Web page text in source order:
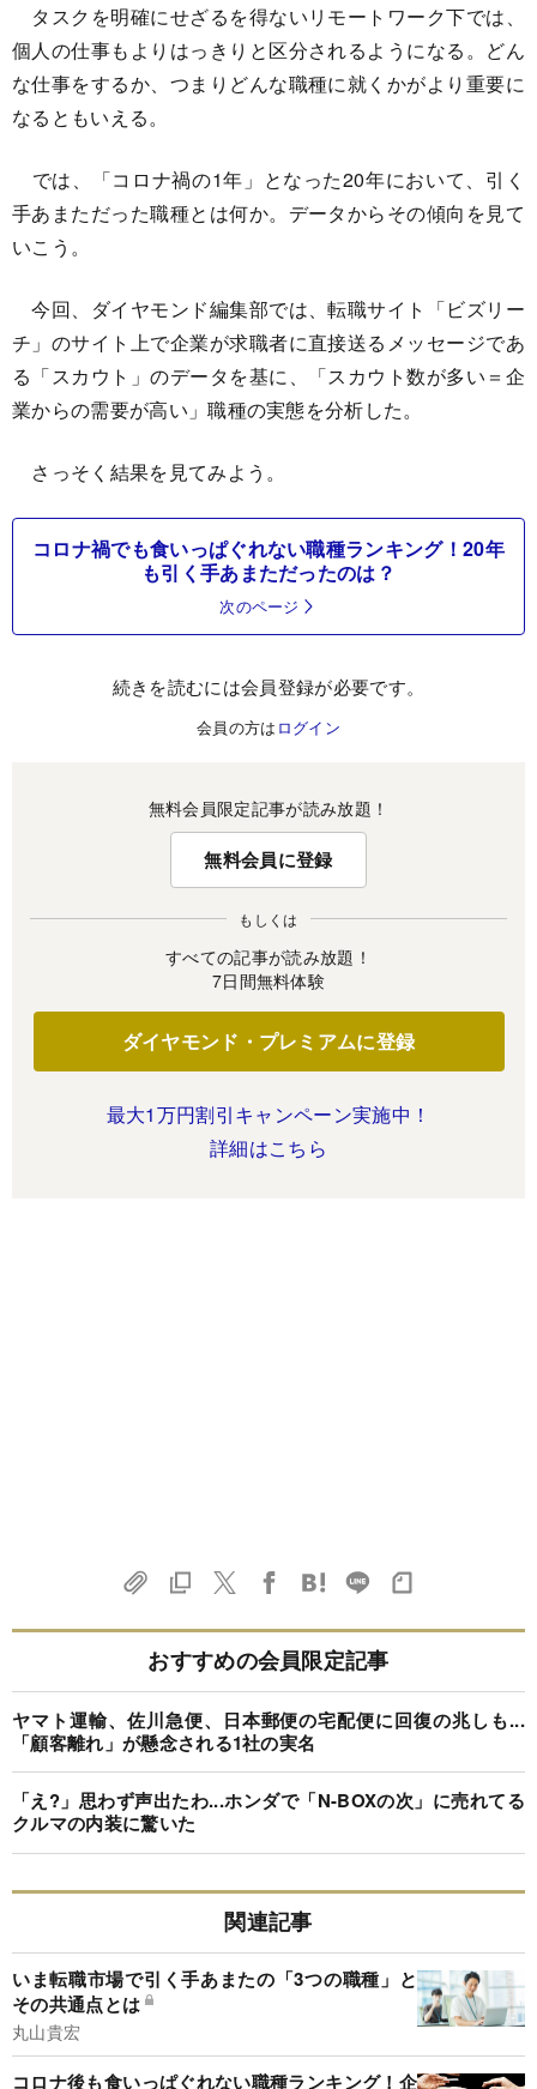
タスクを明確にせざるを得ないリモートワーク下では、
個人の仕事もよりはっきりと区分されるようになる。どん
な仕事をするか、つまりどんな職種に就くかがより重要に
なるともいえる。
では、「コロナ禍の1年」となった20年において、引く
手あまただった職種とは何か。データからその傾向を見て
いこう。
今回、ダイヤモンド編集部では、転職サイト「ビズリー
チ」のサイト上で企業が求職者に直接送るメッセージであ
る「スカウト」のデータを基に、「スカウト数が多い＝企
業からの需要が高い」職種の実態を分析した。
さっそく結果を見てみよう。
コロナ禍でも食いっぱぐれない職種ランキング！20年
も引く手あまただったのは？
次のページ
続きを読むには会員登録が必要です。
会員の方は ログイン
無料会員限定記事が読み放題！
無料会員に登録
もしくは
すべての記事が読み放題！
7日間無料体験
ダイヤモンド・プレミアムに登録
最大1万円割引キャンペーン実施中！
詳細はこちら
おすすめの会員限定記事
ヤマト運輸、佐川急便、日本郵便の宅配便に回復の兆しも...
「顧客離れ」が懸念される1社の実名
「え?」思わず声出たわ...ホンダで「N-BOXの次」に売れてる
クルマの内装に驚いた
関連記事
いま転職市場で引く手あまたの「3つの職種」と
その共通点とは
丸山貴宏
コロナ後も食いっぱぐれない職種ランキング！企